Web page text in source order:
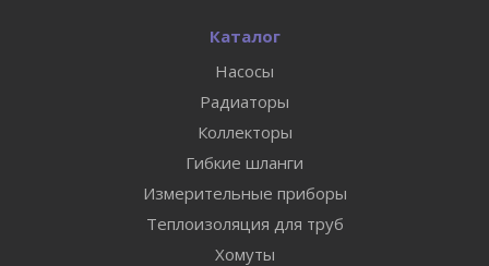
Каталог
Насосы
Радиаторы
Коллекторы
Гибкие шланги
Измерительные приборы
Теплоизоляция для труб
Хомуты